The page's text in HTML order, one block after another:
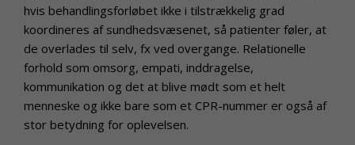
hvis behandlingsforløbet ikke i tilstrækkelig grad
koordineres af sundhedsvæsenet, så patienter føler, at
de overlades til selv, fx ved overgange. Relationelle
forhold som omsorg, empati, inddragelse,
kommunikation og det at blive mødt som et helt
menneske og ikke bare som et CPR-nummer er også af
stor betydning for oplevelsen.